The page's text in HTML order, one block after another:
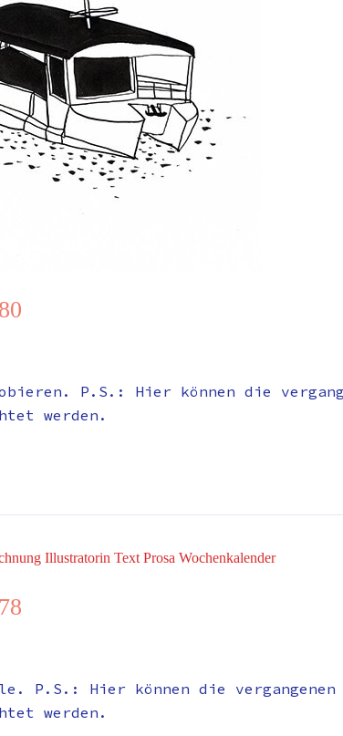
P.S.: Hier können die
werden.
P.S.: Hier können die vergangenen
werden.